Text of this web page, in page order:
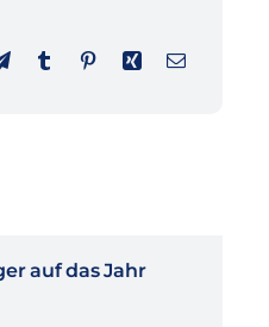
auf das Jahr